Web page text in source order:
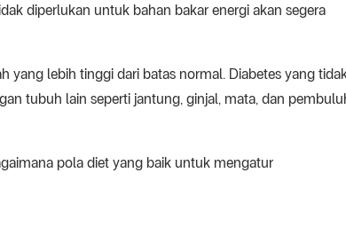
diperlukan untuk bahan bakar energi akan segera
yang lebih tinggi dari batas normal. Diabetes yang
tubuh lain seperti jantung, ginjal, mata, dan
pola diet yang baik untuk mengatur